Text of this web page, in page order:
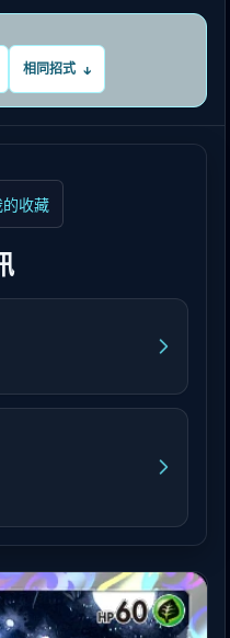
相同招式 ↓
收藏